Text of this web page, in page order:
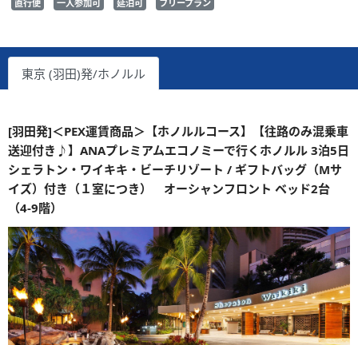
直行便 一人参加可 延泊可 フリープラン
東京 (羽田)発/ホノルル
[羽田発]＜PEX運賃商品＞【ホノルルコース】【往路のみ混乗車
送迎付き♪】ANAプレミアムエコノミーで行くホノルル 3泊5日
シェラトン・ワイキキ・ビーチリゾート / ギフトバッグ（Mサ
イズ）付き（１室につき） オーシャンフロント ベッド2台
（4-9階）